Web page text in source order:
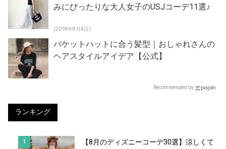
みにぴったりな大人女子のUSJコーデ11選♪
(2018年8月4日)
バケットハットに合う髪型｜おしゃれさんの
ヘアスタイルアイデア【公式】
Recommended by
ランキング
【8月のディズニーコーデ30選】涼しくて